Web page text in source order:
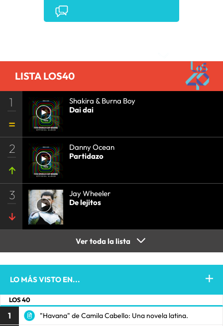
•TELECOMUNICACIONES
COMUNICACIONES•
LISTA LOS40
1
Shakira & Burna Boy
Dai dai
2
Danny Ocean
Partidazo
3
Jay Wheeler
De lejitos
Ver toda la lista
LO MÁS VISTO EN...
LOS 40
1 "Havana" de Camila Cabello: Una novela latina.